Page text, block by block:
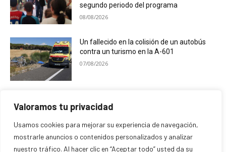
Valoramos tu privacidad
Usamos cookies para mejorar su experiencia de navegación,
mostrarle anuncios o contenidos personalizados y analizar
nuestro tráfico. Al hacer clic en “Aceptar todo” usted da su
segundo periodo del programa
08/08/2026
Un fallecido en la colisión de un autobús
contra un turismo en la A-601
07/08/2026
las mejores fotografías de sus fiestas